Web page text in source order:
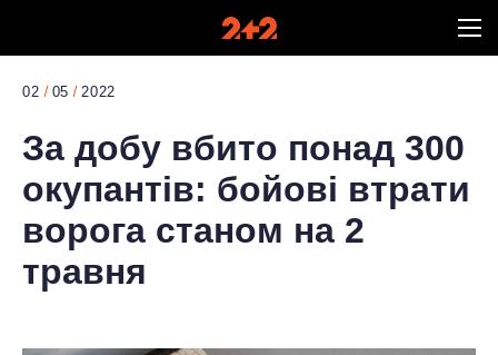
02 05 2022
За добу вбито понад 300
окупантів: бойові втрати
ворога станом на 2
травня